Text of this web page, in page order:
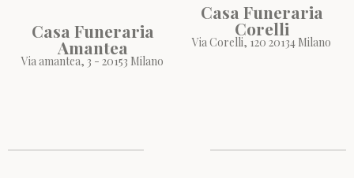
Casa Funeraria
Amantea
Via amantea, 3 - 20153 Milano
Casa Funeraria
Corelli
Via Corelli, 120 20134 Milano